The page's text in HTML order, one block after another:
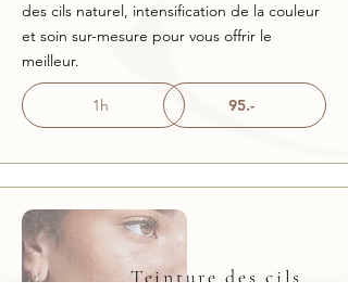
des cils naturel, intensification de la couleur
et soin sur-mesure pour vous offrir le
meilleur.
1h 95.-
Teinture des cils